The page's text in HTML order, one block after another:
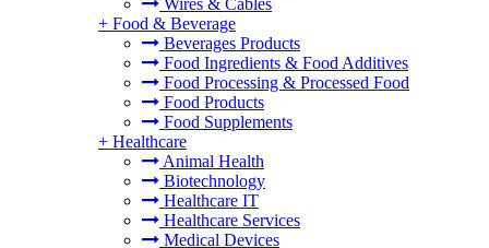
Wires & Cables
+ Food & Beverage
Beverages Products
Food Ingredients & Food Additives
Food Processing & Processed Food
Food Products
Food Supplements
+ Healthcare
Animal Health
Biotechnology
Healthcare IT
Healthcare Services
Medical Devices